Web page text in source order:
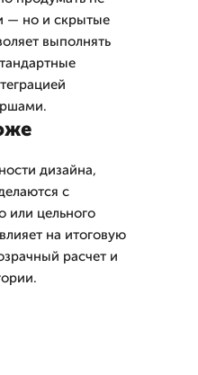
— но и скрытые
выполнять
дизайна,
с
или цельного
на итоговую
расчет и